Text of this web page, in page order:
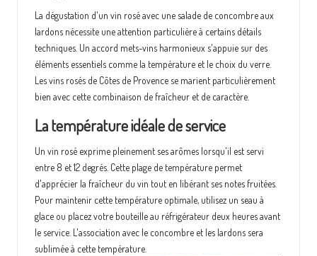
La dégustation d'un vin rosé avec une salade de concombre aux
lardons nécessite une attention particulière à certains détails
techniques. Un accord mets-vins harmonieux s'appuie sur des
éléments essentiels comme la température et le choix du verre.
Les vins rosés de Côtes de Provence se marient particulièrement
bien avec cette combinaison de fraîcheur et de caractère.
La température idéale de service
Un vin rosé exprime pleinement ses arômes lorsqu'il est servi
entre 8 et 12 degrés. Cette plage de température permet
d'apprécier la fraîcheur du vin tout en libérant ses notes fruitées.
Pour maintenir cette température optimale, utilisez un seau à
glace ou placez votre bouteille au réfrigérateur deux heures avant
le service. L'association avec le concombre et les lardons sera
sublimée à cette température.